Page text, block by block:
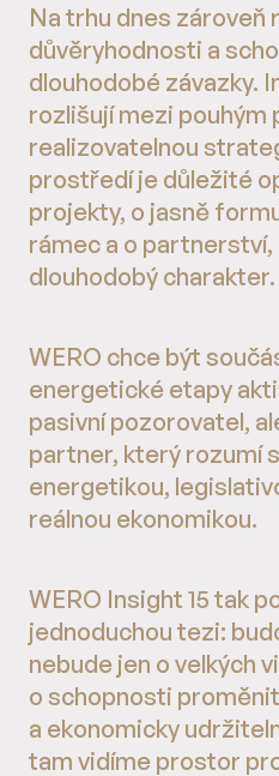
Na trhu dnes zároveň
důvěryhodnosti a
dlouhodobé závazky.
rozlišují mezi pouhým
realizovatelnou
prostředí je důležité
projekty, o jasně
rámec a o
dlouhodobý charakter.
WERO chce být
energetické etapy
pasivní pozorovatel,
partner, který rozumí
energetikou,
reálnou ekonomikou.
WERO Insight 15 tak
jednoduchou tezi:
nebude jen o velkých
o schopnosti
a ekonomicky
tam vidíme prostor